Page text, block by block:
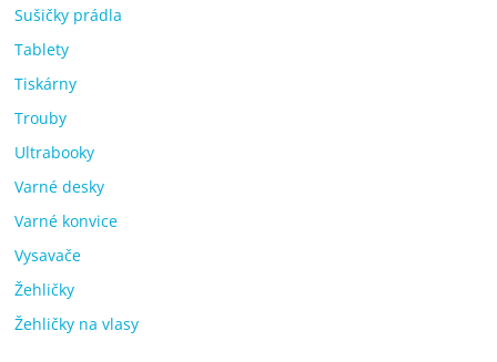
Sušičky prádla
Tablety
Tiskárny
Trouby
Ultrabooky
Varné desky
Varné konvice
Vysavače
Žehličky
Žehličky na vlasy